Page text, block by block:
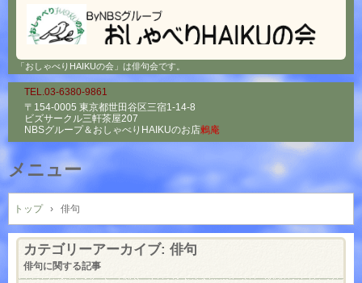
「おしゃべりHAIKUの会」は俳句会です。
TEL.03-6380-9861
〒154-0005 東京都世田谷区三宿1-14-8
ビズサークル三軒茶屋207
NBSグループ＆ おしゃべりHAIKUのお店鶫庵
メニュー
コ
ン
テ
ン
へ
トップ › 俳句
カテゴリーアーカイブ: 俳句
俳句に関する記事